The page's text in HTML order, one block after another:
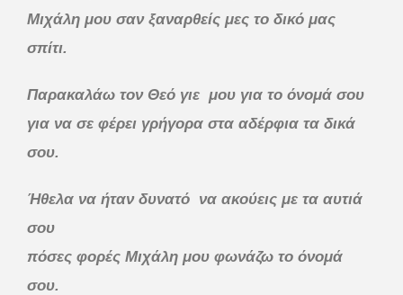
Μιχάλη μου σαν ξαναρθείς μες το δικό μας
σπίτι.
Παρακαλάω τον Θεό γιε μου για το όνομά σου
για να σε φέρει γρήγορα στα αδέρφια τα δικά
σου.
Ήθελα να ήταν δυνατό να ακούεις με τα αυτιά
σου
πόσες φορές Μιχάλη μου φωνάζω το όνομά
σου.